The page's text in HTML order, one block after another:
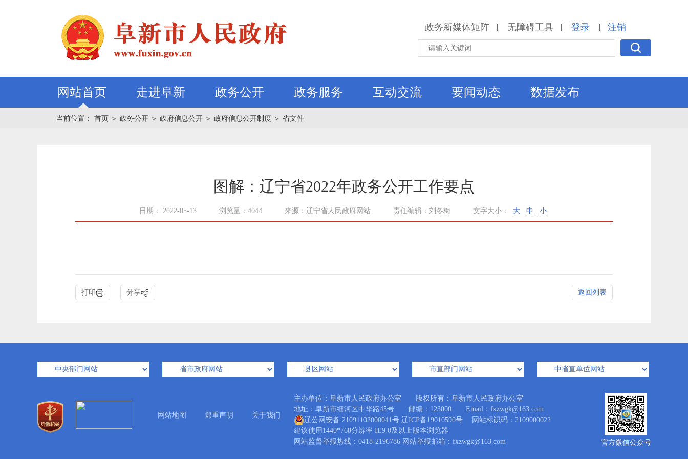
政务新媒体矩阵 | 无障碍工具 | 登录 | 注销
网站首页 走进阜新 政务公开 政务服务 互动交流 要闻动态 数据发布
当前位置： 首页 ＞ 政务公开 ＞ 政府信息公开 ＞ 政府信息公开制度 ＞ 省文件
图解：辽宁省2022年政务公开工作要点
日期： 2022-05-13 浏览量：4044 来源：辽宁省人民政府网站 责任编辑：刘冬梅 文字大小： 大 中 小
打印 分享 返回列表
网站地图 郑重声明 关于我们
主办单位：阜新市人民政府办公室 版权所有：阜新市人民政府办公室
地址：阜新市细河区中华路45号 邮编：123000 Email：fxzwgk@163.com
辽公网安备 21091102000041号 辽ICP备19010590号 网站标识码：2109000022
建议使用1440*768分辨率 IE9.0及以上版本浏览器
网站监督举报热线：0418-2196786 网站举报邮箱：fxzwgk@163.com
官方微信公众号